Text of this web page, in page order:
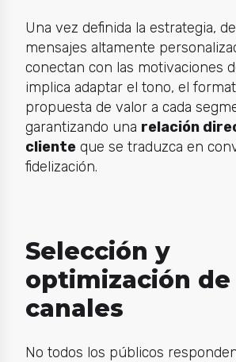
Una vez definida la estrategia,
mensajes altamente
conectan con las motivaciones
implica adaptar el tono, el
propuesta de valor a cada
garantizando una relación
clienteque se traduzca en
fidelización.
Selección y
optimización de
canales
No todos los públicos